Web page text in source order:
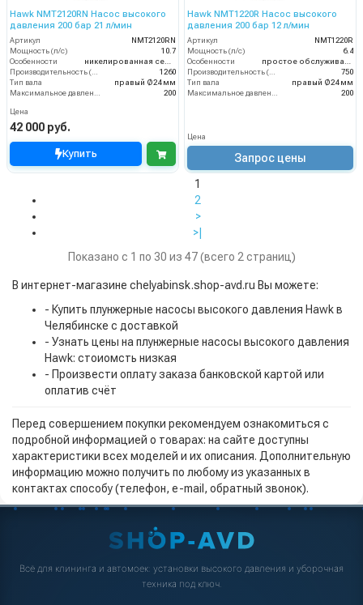
Hawk NMT2120RN Насос высокого
давления 200 бар 21 л/мин
Артикул
NMT2120RN
Мощность (л/с)
10.7
Особенности
никелированная серия
Производительность (л/ч)
1260
Тип вала
правый Ø24 мм
Максимальное давление воды (бар)
200
Цена
42 000 руб.
Купить
Hawk NMT1220R Насос высокого
давления 200 бар 12 л/мин
Артикул
NMT1220R
Мощность (л/с)
6.4
Особенности
простое обслуживание
Производительность (л/ч)
750
Тип вала
правый Ø24 мм
Максимальное давление воды (бар)
200
Цена
Запрос цены
1
2
>
>|
Показано с 1 по 30 из 47 (всего 2 страниц)
В интернет-магазине chelyabinsk.shop-avd.ru Вы можете:
- Купить плунжерные насосы высокого давления Hawk в
Челябинске с доставкой
- Узнать цены на плунжерные насосы высокого давления
Hawk: стоиомсть низкая
- Произвести оплату заказа банковской картой или
оплатив счёт
Перед совершением покупки рекомендуем ознакомиться с
подробной информацией о товарах: на сайте доступны
характеристики всех моделей и их описания. Дополнительную
информацию можно получить по любому из указанных в
контактах способу (телефон, e-mail, обратный звонок).
Всё для клининга и автомоек: установки высокого давления и уборочная
техника под ключ.